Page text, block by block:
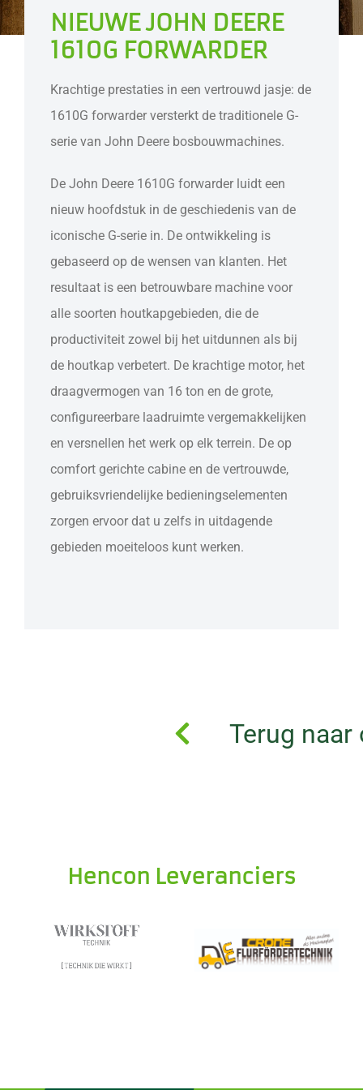
NIEUWE JOHN DEERE
1610G FORWARDER
Krachtige prestaties in een vertrouwd jasje: de
1610G forwarder versterkt de traditionele G-
serie van John Deere bosbouwmachines.
De John Deere 1610G forwarder luidt een
nieuw hoofdstuk in de geschiedenis van de
iconische G-serie in. De ontwikkeling is
gebaseerd op de wensen van klanten. Het
resultaat is een betrouwbare machine voor
alle soorten houtkapgebieden, die de
productiviteit zowel bij het uitdunnen als bij
de houtkap verbetert. De krachtige motor, het
draagvermogen van 16 ton en de grote,
configureerbare laadruimte vergemakkelijken
en versnellen het werk op elk terrein. De op
comfort gerichte cabine en de vertrouwde,
gebruiksvriendelijke bedieningselementen
zorgen ervoor dat u zelfs in uitdagende
gebieden moeiteloos kunt werken.
Terug naar
Hencon Leveranciers